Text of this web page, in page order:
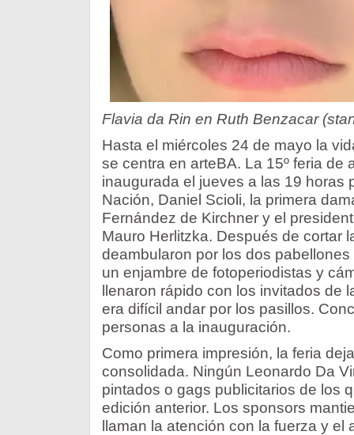
Flavia da Rin en Ruth Benzacar
Hasta el miércoles 24 de mayo la
se centra en arteBA. La 15º feria de
inaugurada el jueves a las 19 horas
Nación, Daniel Scioli, la primera
Fernández de Kirchner y el
Mauro Herlitzka. Después de cortar
deambularon por los dos
un enjambre de fotoperiodistas y
llenaron rápido con los invitados de
era difícil andar por los pasillos.
personas a la inauguración.
Como primera impresión, la feria
consolidada. Ningún Leonardo Da
pintados o gags publicitarios de los
edición anterior. Los sponsors
llaman la atención con la fuerza y